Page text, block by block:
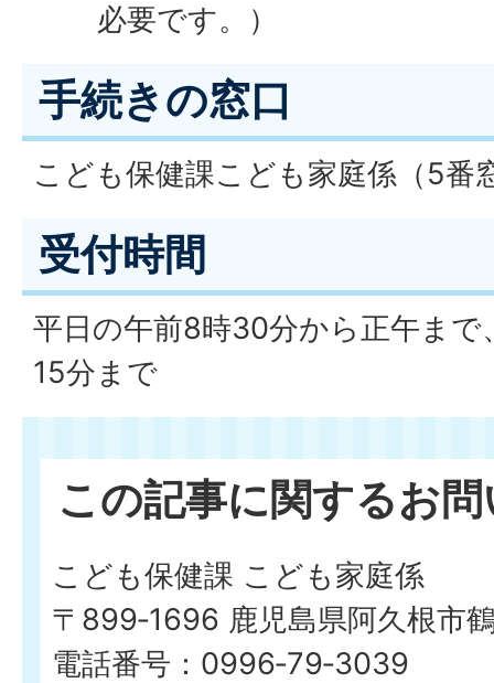
必要です。）
手続きの窓口
こども保健課こども家庭係（5番
受付時間
平日の午前8時30分から正午まで
15分まで
この記事に関するお
こども保健課 こども家庭係
〒899‐1696 鹿児島県阿久根市
電話番号：0996‐79‐3039